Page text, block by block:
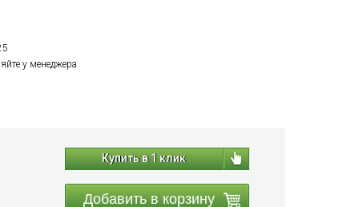
у менеджера
Купить в 1 клик
Добавить в корзину